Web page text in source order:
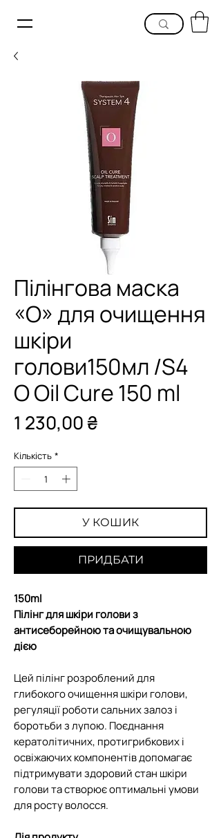
Пілінгова маска
«О» для очищення
шкіри
голови150мл /S4
O Oil Cure 150 ml
1 230,00 ₴
Кількість *
У КОШИК
ПРИДБАТИ
150ml
Пілінг для шкіри голови з
антисеборейною та очищувальною
дією
Цей пілінг розроблений для
глибокого очищення шкіри голови,
регуляції роботи сальних залоз і
боротьби з лупою. Поєднання
кератолітичних, протигрибкових і
освіжаючих компонентів допомагає
підтримувати здоровий стан шкіри
голови та створює оптимальні умови
для росту волосся.